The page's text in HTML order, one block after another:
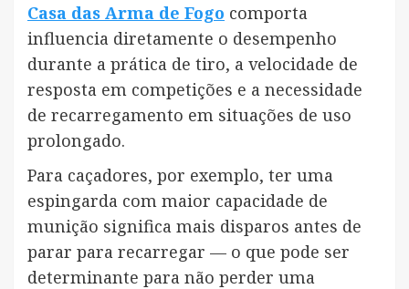
Casa das Arma de Fogo comporta
influencia diretamente o desempenho
durante a prática de tiro, a velocidade de
resposta em competições e a necessidade
de recarregamento em situações de uso
prolongado.
Para caçadores, por exemplo, ter uma
espingarda com maior capacidade de
munição significa mais disparos antes de
parar para recarregar — o que pode ser
determinante para não perder uma